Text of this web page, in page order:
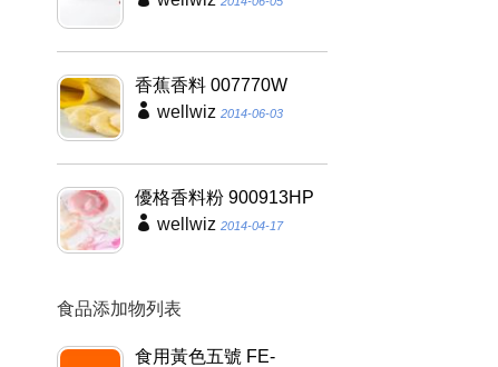
香蕉香料 007770W
wellwiz 2014-06-03
優格香料粉 900913HP
wellwiz 2014-04-17
食品添加物列表
食用黃色五號 FE-